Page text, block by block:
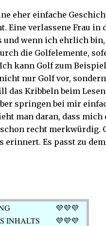
eher einfache
Eine verlassene Frau
und wenn ich ehrlich
die Golfelemente,
kann Golf zum
nur Golf vor,
das Kribbeln beim
springen bei mir
man daran, dass
recht merkwürdig.
erinnert. Es passt zu
💜💜💜
INHALTS
💜💜💜